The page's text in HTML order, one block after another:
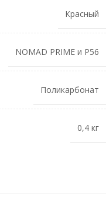
Красный
NOMAD PRIME и P56
Поликарбонат
0,4 кг